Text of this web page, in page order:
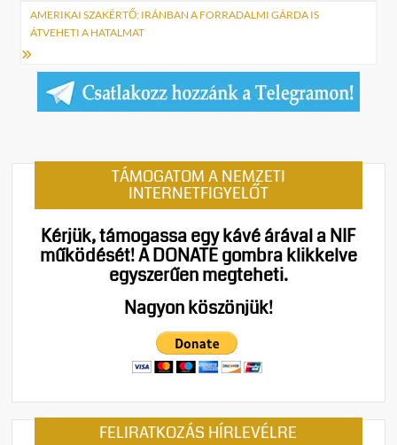
AMERIKAI SZAKÉRTŐ: IRÁNBAN A FORRADALMI GÁRDA IS
ÁTVEHETI A HATALMAT
TÁMOGATOM A NEMZETI
INTERNETFIGYELŐT
Kérjük, támogassa egy kávé árával a NIF
működését!A DONATE gombra klikkelve
egyszerűen megteheti.
Nagyon köszönjük!
FELIRATKOZÁS HÍRLEVÉLRE